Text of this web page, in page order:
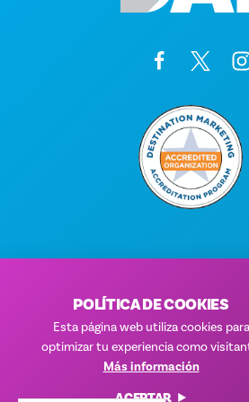
© 2026 Visit Dallas.
Política de
POLÍTICA DE COOKIES
Esta página web utiliza cookies para
optimizar tu experiencia como
Más información
ACEPTAR